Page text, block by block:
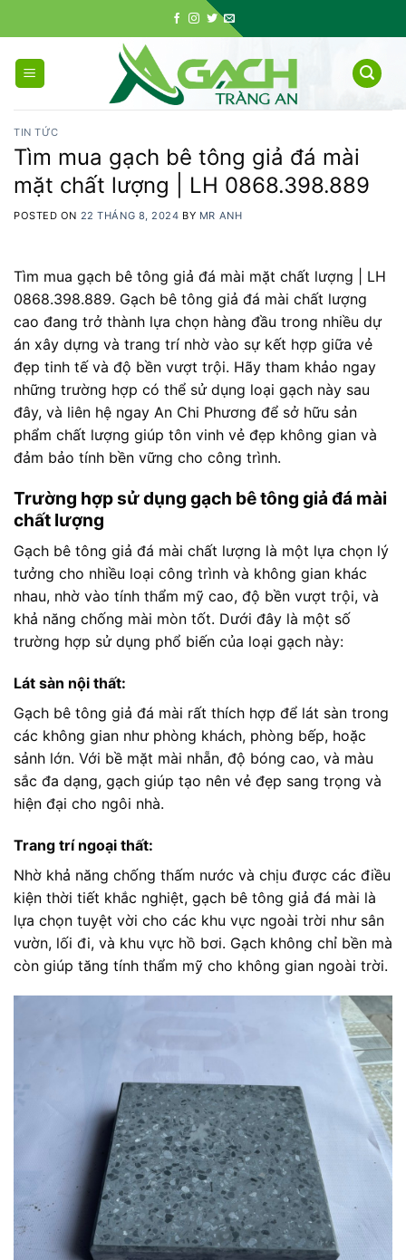
to
content
TIN TỨC
Tìm mua gạch bê tông giả đá mài
mặt chất lượng | LH 0868.398.889
POSTED ON 22 THÁNG 8, 2024 BY MR ANH
Tìm mua gạch bê tông giả đá mài mặt chất lượng | LH
0868.398.889. Gạch bê tông giả đá mài chất lượng
cao đang trở thành lựa chọn hàng đầu trong nhiều dự
án xây dựng và trang trí nhờ vào sự kết hợp giữa vẻ
đẹp tinh tế và độ bền vượt trội. Hãy tham khảo ngay
những trường hợp có thể sử dụng loại gạch này sau
đây, và liên hệ ngay An Chi Phương để sở hữu sản
phẩm chất lượng giúp tôn vinh vẻ đẹp không gian và
đảm bảo tính bền vững cho công trình.
Trường hợp sử dụng gạch bê tông giả đá mài
chất lượng
Gạch bê tông giả đá mài chất lượng là một lựa chọn lý
tưởng cho nhiều loại công trình và không gian khác
nhau, nhờ vào tính thẩm mỹ cao, độ bền vượt trội, và
khả năng chống mài mòn tốt. Dưới đây là một số
trường hợp sử dụng phổ biến của loại gạch này:
Lát sàn nội thất:
Gạch bê tông giả đá mài rất thích hợp để lát sàn trong
các không gian như phòng khách, phòng bếp, hoặc
sảnh lớn. Với bề mặt mài nhẵn, độ bóng cao, và màu
sắc đa dạng, gạch giúp tạo nên vẻ đẹp sang trọng và
hiện đại cho ngôi nhà.
Trang trí ngoại thất:
Nhờ khả năng chống thấm nước và chịu được các điều
kiện thời tiết khắc nghiệt, gạch bê tông giả đá mài là
lựa chọn tuyệt vời cho các khu vực ngoài trời như sân
vườn, lối đi, và khu vực hồ bơi. Gạch không chỉ bền mà
còn giúp tăng tính thẩm mỹ cho không gian ngoài trời.